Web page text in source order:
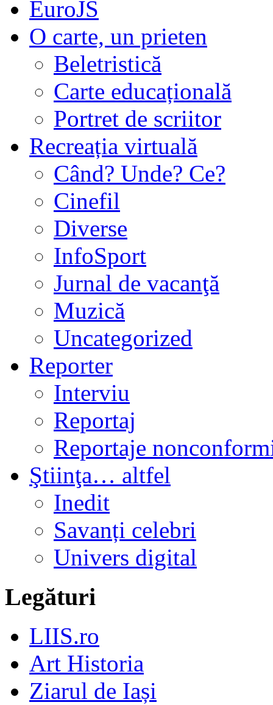
EuroJS
O carte, un prieten
Beletristică
Carte educațională
Portret de scriitor
Recreația virtuală
Când? Unde? Ce?
Cinefil
Diverse
InfoSport
Jurnal de vacanţă
Muzică
Uncategorized
Reporter
Interviu
Reportaj
Reportaje
Ştiinţa… altfel
Inedit
Savanți celebri
Univers digital
Legături
LIIS.ro
Art Historia
Ziarul de Iași